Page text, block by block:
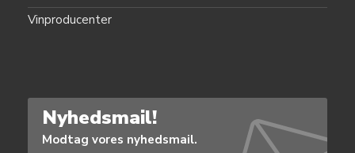
Vinproducenter
Nyhedsmail!
Modtag vores nyhedsmail.